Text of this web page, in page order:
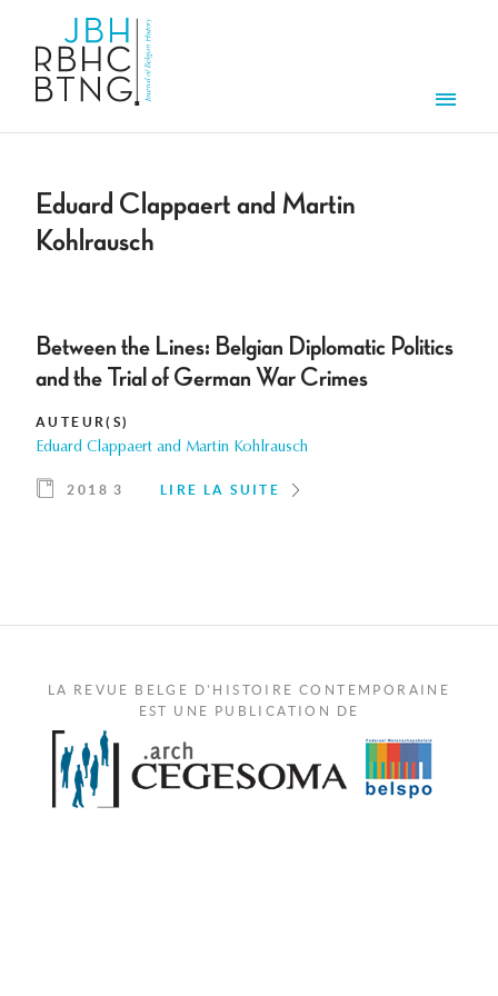
Eduard Clappaert and Martin
Kohlrausch
Between the Lines: Belgian Diplomatic Politics
and the Trial of German War Crimes
AUTEUR(S)
Eduard Clappaert and Martin Kohlrausch
2018 3 LIRE LA SUITE
LA REVUE BELGE D'HISTOIRE CONTEMPORAINE
EST UNE PUBLICATION DE